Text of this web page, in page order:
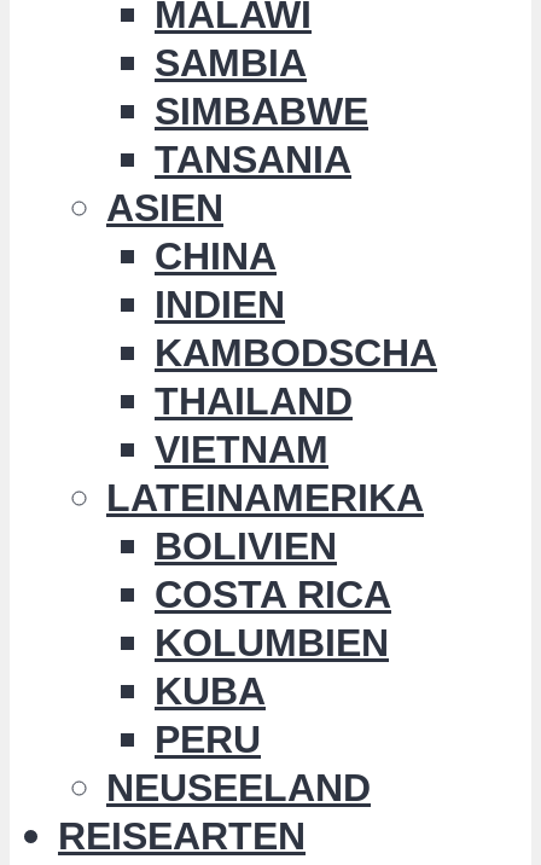
MALAWI
SAMBIA
SIMBABWE
TANSANIA
ASIEN
CHINA
INDIEN
KAMBODSCHA
THAILAND
VIETNAM
LATEINAMERIKA
BOLIVIEN
COSTA RICA
KOLUMBIEN
KUBA
PERU
NEUSEELAND
REISEARTEN